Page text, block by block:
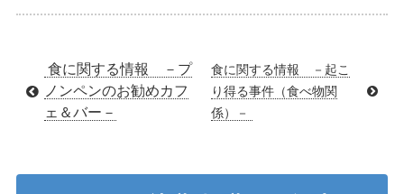
食に関する情報 －プ
ノンペンのお勧めカフ
ェ＆バー－
食に関する情報 －起こ
り得る事件（食べ物関
係）－